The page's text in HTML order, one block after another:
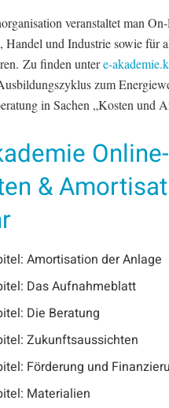
veranstaltet man
Handel und Industrie sowie für
Zu finden untere-
zum
in Sachen „Kosten und
&
Amortisation der Anlage
Das Aufnahmeblatt
Die Beratung
Zukunftsaussichten
Förderung und
Materialien